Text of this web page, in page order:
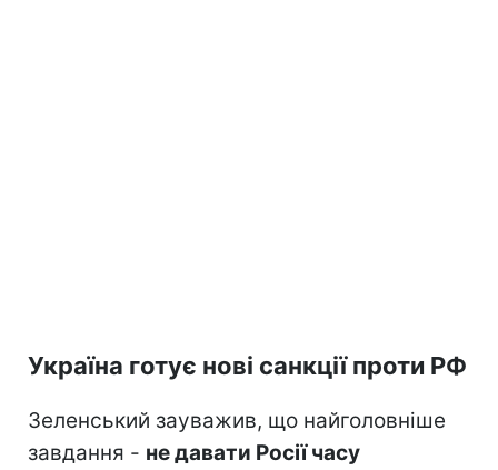
Україна готує нові санкції проти РФ
Зеленський зауважив, що найголовніше
завдання - не давати Росії часу